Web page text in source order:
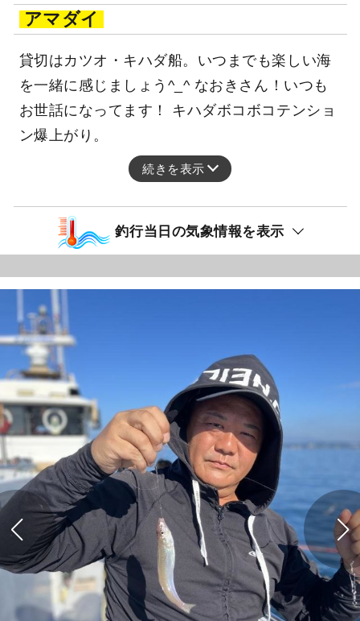
アマダイ
貸切はカツオ・キハダ船。いつまでも楽しい海
を一緒に感じましょう^_^ なおきさん！いつも
お世話になってます！ キハダボコボコテンショ
ン爆上がり。
続きを表示
釣行当日の気象情報を表示